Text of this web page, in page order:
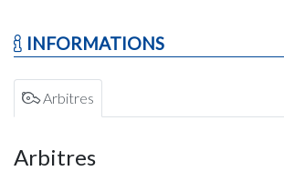
INFORMATIONS
Arbitres
Arbitres